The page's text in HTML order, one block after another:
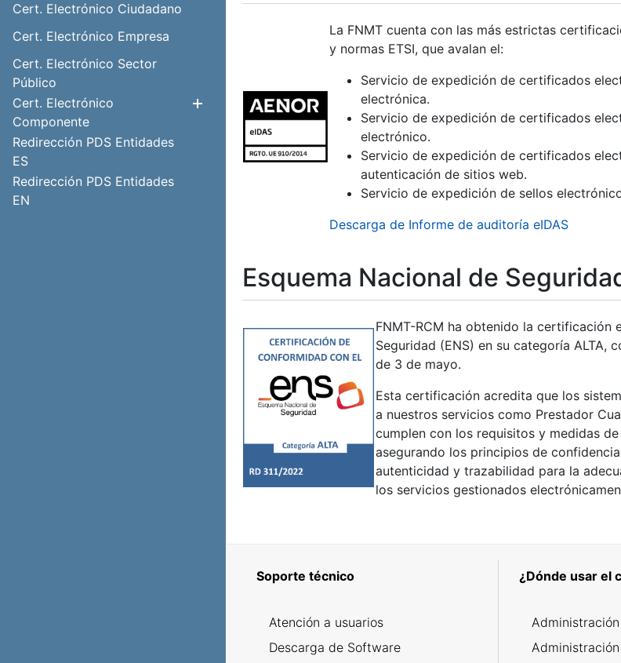
Cert. Electrónico Ciudadano
Cert. Electrónico Empresa
Cert. Electrónico Sector
Público
Cert. Electrónico
Componente
Mostrar/Ocultar
Redirección PDS Entidades
ES
Redirección PDS Entidades
EN
La FNMT cuenta con las más estrictas
y normas ETSI, que avalan el:
Servicio de expedición de certificados
electrónica.
Servicio de expedición de certificados
electrónico.
Servicio de expedición de certificados
autenticación de sitios web.
Servicio de expedición de sellos
Descarga de Informe de auditoría eIDAS
Esquema Nacional de
FNMT-RCM ha obtenido la certificación
Seguridad (ENS) en su categoría ALTA,
de 3 de mayo.
Esta certificación acredita que los
a nuestros servicios como Prestador
cumplen con los requisitos y medidas
asegurando los principios de
autenticidad y trazabilidad para la
los servicios gestionados
Soporte técnico
Atención a usuarios
Descarga de Software
¿Dónde usar el